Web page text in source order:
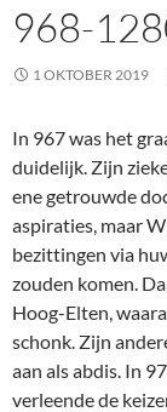
968-
1 OKTOBER 2019
In 967 was het
duidelijk. Zijn
ene getrouwde
aspiraties, maar
bezittingen via
zouden komen.
Hoog-Elten,
schonk. Zijn
aan als abdis. In
verleende de